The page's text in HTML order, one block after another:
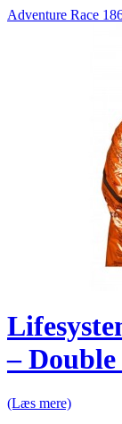
Adventure Race
–
(Læs mere)